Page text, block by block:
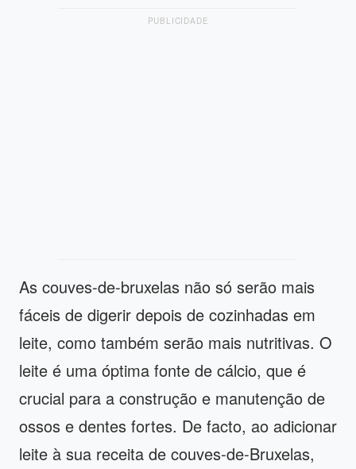
PUBLICIDADE
As couves-de-bruxelas não só serão mais
fáceis de digerir depois de cozinhadas em
leite, como também serão mais nutritivas. O
leite é uma óptima fonte de cálcio, que é
crucial para a construção e manutenção de
ossos e dentes fortes. De facto, ao adicionar
leite à sua receita de couves-de-Bruxelas,